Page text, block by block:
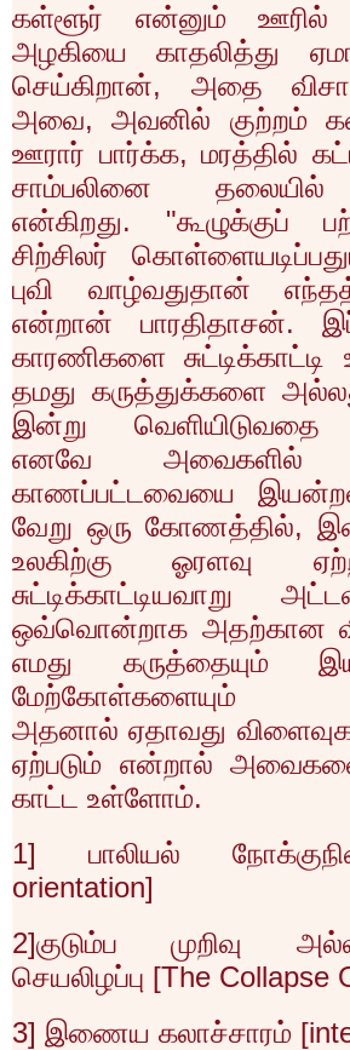
கள்ளூர் என்னும் ஊரில்
அழகியை காதலித்து
செய்கிறான், அதை
அவை,அவனில் குற்றம்
ஊரார் பார்க்க, மரத்தில்
சாம்பலினை தலையில்
என்கிறது. "கூழுக்குப்
சிற்சிலர்
புவி வாழ்வதுதான்
என்றான் பாரதிதாசன்.
காரணிகளை
தமது கருத்துக்களை
இன்று வெளியிடுவதை
எனவே அவைகளில்
காணப்பட்டவையை
வேறு ஒரு கோணத்தில்,
உலகிற்கு ஓரளவு
சுட்டிக்காட்டியவாறு
ஒவ்வொன்றாக அதற்கான
எமது கருத்தையும்
மேற்கோள்களையும்
அதனால் ஏதாவது
ஏற்படும் என்றால்
காட்ட உள்ளோம்.
1] பாலியல்
orientation]
2]குடும்ப முறிவு
செயலிழப்பு [The Collapse
3] இணைய கலாச்சாரம் [